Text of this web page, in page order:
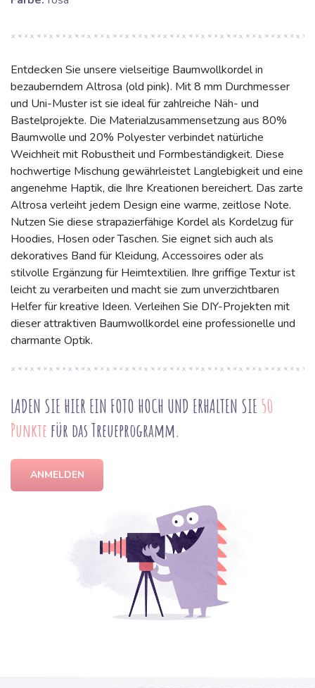
Entdecken Sie unsere vielseitige Baumwollkordel in
bezauberndem Altrosa (old pink). Mit 8 mm Durchmesser
und Uni-Muster ist sie ideal für zahlreiche Näh- und
Bastelprojekte. Die Materialzusammensetzung aus 80%
Baumwolle und 20% Polyester verbindet natürliche
Weichheit mit Robustheit und Formbeständigkeit. Diese
hochwertige Mischung gewährleistet Langlebigkeit und eine
angenehme Haptik, die Ihre Kreationen bereichert. Das zarte
Altrosa verleiht jedem Design eine warme, zeitlose Note.
Nutzen Sie diese strapazierfähige Kordel als Kordelzug für
Hoodies, Hosen oder Taschen. Sie eignet sich auch als
dekoratives Band für Kleidung, Accessoires oder als
stilvolle Ergänzung für Heimtextilien. Ihre griffige Textur ist
leicht zu verarbeiten und macht sie zum unverzichtbaren
Helfer für kreative Ideen. Verleihen Sie DIY-Projekten mit
dieser attraktiven Baumwollkordel eine professionelle und
charmante Optik.
LADEN SIE HIER EIN FOTO HOCH UND ERHALTEN SIE 50
Punkte für das Treueprogramm.
ANMELDEN